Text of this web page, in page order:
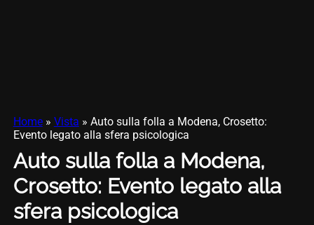
Home» Vista » Auto sulla folla a Modena, Crosetto:
Evento legato alla sfera psicologica
Auto sulla folla a Modena,
Crosetto: Evento legato alla
sfera psicologica